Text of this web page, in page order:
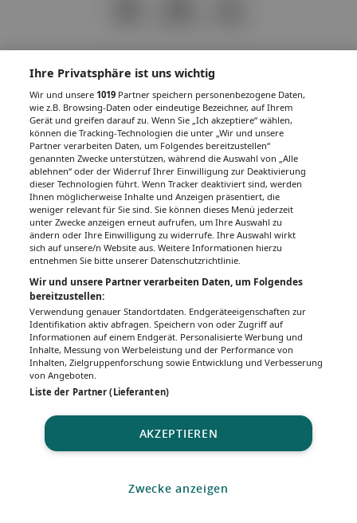
IMPRESSUM DATENSCHUTZ BAFG NUTZUNGSBEDINGUNGEN
MEDIADATEN & TARIFE PRESSE ZWECKE ANZEIGEN
© 2026Gesund.at– All rights reserved – Patientenwissen:
Ihre Privatsphäre ist uns wichtig
Wir und unsere1019 Partner speichern personenbezogene Daten,
wie z.B. Browsing-Daten oder eindeutige Bezeichner, auf Ihrem
Gerät und greifen darauf zu. Wenn Sie „Ich akzeptiere“ wählen,
können die Tracking-Technologien die unter „Wir und unsere
Partner verarbeiten Daten, um Folgendes bereitzustellen“
genannten Zwecke unterstützen, während die Auswahl von „Alle
ablehnen“ oder der Widerruf Ihrer Einwilligung zur Deaktivierung
dieser Technologien führt. Wenn Tracker deaktiviert sind, werden
Ihnen möglicherweise Inhalte und Anzeigen präsentiert, die
weniger relevant für Sie sind. Sie können dieses Menü jederzeit
unter Zwecke anzeigen erneut aufrufen, um Ihre Auswahl zu
ändern oder Ihre Einwilligung zu widerrufe. Ihre Auswahl wirkt
sich auf unsere/n Website aus. Weitere Informationen hierzu
entnehmen Sie bitte unserer Datenschutzrichtlinie.
Wir und unsere Partner verarbeiten Daten, um Folgendes
bereitzustellen:
Verwendung genauer Standortdaten. Endgeräteeigenschaften zur
Identifikation aktiv abfragen. Speichern von oder Zugriff auf
Informationen auf einem Endgerät. Personalisierte Werbung und
Inhalte, Messung von Werbeleistung und der Performance von
Inhalten, Zielgruppenforschung sowie Entwicklung und Verbesserung
von Angeboten.
Liste der Partner (Lieferanten)
AKZEPTIEREN
Zwecke anzeigen